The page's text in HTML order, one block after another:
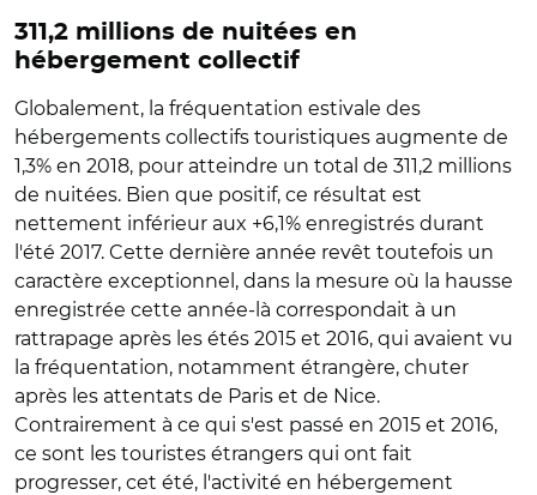
311,2 millions de nuitées en
hébergement collectif
Globalement, la fréquentation estivale des
hébergements collectifs touristiques augmente de
1,3% en 2018, pour atteindre un total de 311,2 millions
de nuitées. Bien que positif, ce résultat est
nettement inférieur aux +6,1% enregistrés durant
l'été 2017. Cette dernière année revêt toutefois un
caractère exceptionnel, dans la mesure où la hausse
enregistrée cette année-là correspondait à un
rattrapage après les étés 2015 et 2016, qui avaient vu
la fréquentation, notamment étrangère, chuter
après les attentats de Paris et de Nice.
Contrairement à ce qui s'est passé en 2015 et 2016,
ce sont les touristes étrangers qui ont fait
progresser, cet été, l'activité en hébergement